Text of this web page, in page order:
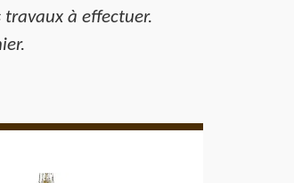
à effectuer.